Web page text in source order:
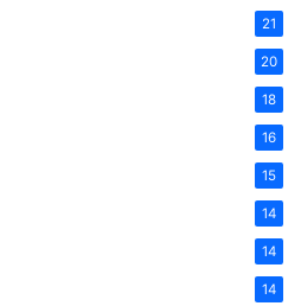
21
20
18
16
15
14
14
14